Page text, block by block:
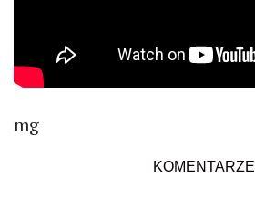
mg
KOMENTARZE